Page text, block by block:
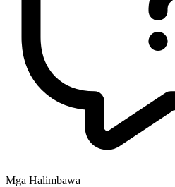
Mga Halimbawa